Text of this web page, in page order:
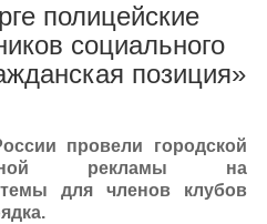
полицейские
социального
позиция»
провели городской
рекламы на
для членов клубов